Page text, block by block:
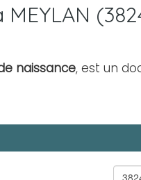
MEYLAN
naissance, est un